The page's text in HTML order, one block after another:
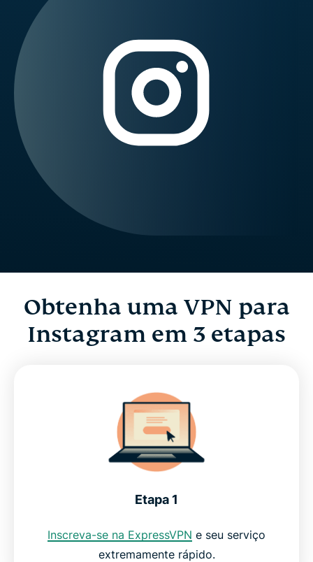
Obtenha uma VPN para
Instagram em 3 etapas
Etapa 1
Inscreva-se na ExpressVPN e seu serviço
extremamente rápido.